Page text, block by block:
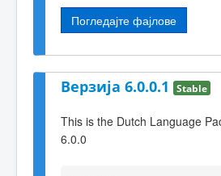
Погледајте фајлове
Верзија 6.0.0.1 Stable
This is the Dutch Language
6.0.0